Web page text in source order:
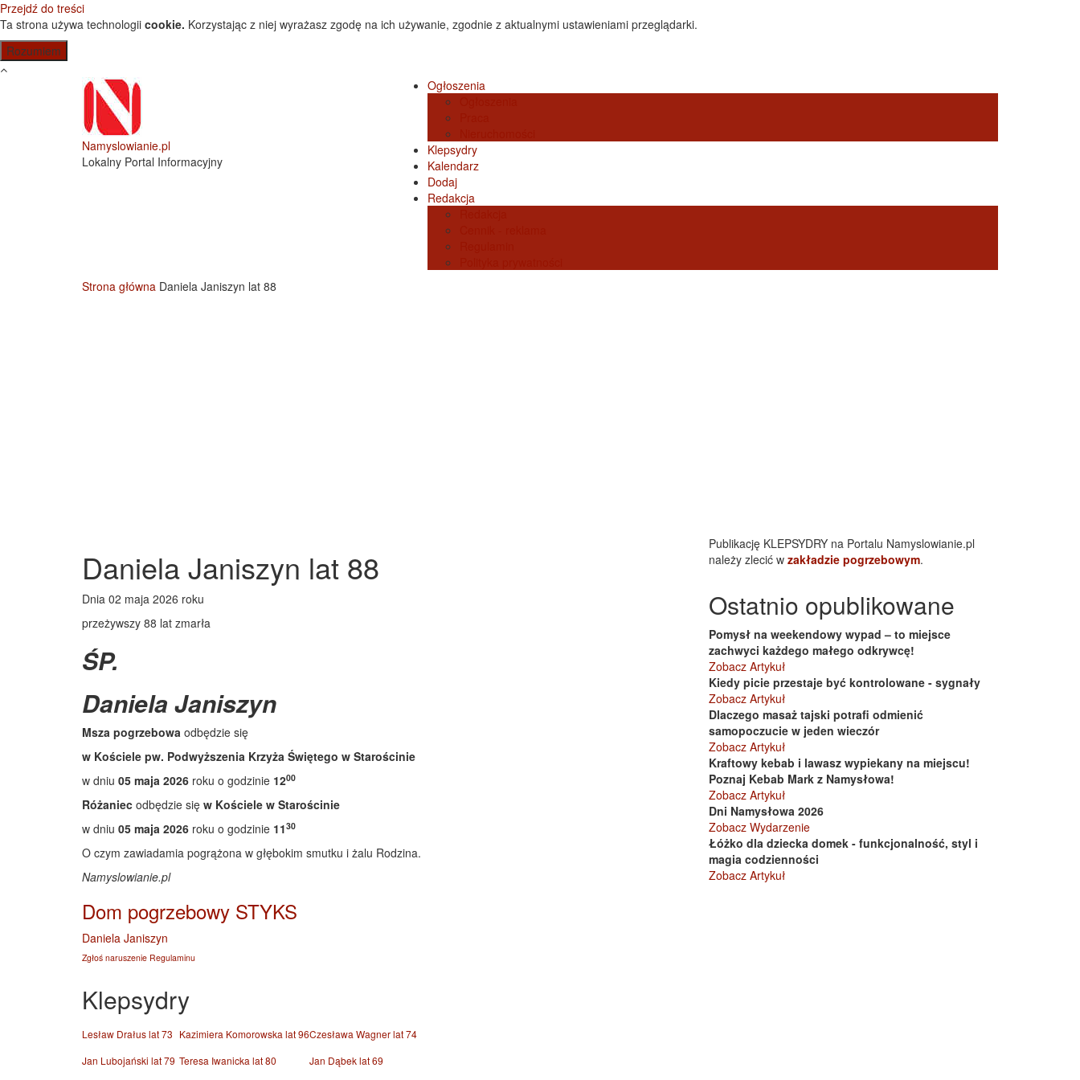
Przejdź do treści
Ta strona używa technologii cookie. Korzystając z niej wyrażasz zgodę na ich używanie, zgodnie z aktualnymi ustawieniami przeglądarki.
Namyslowianie.pl
Lokalny Portal Informacyjny
Ogłoszenia
Klepsydry
Kalendarz
Dodaj
Redakcja
Strona główna Daniela Janiszyn lat 88
Daniela Janiszyn lat 88
Dnia 02 maja 2026 roku
przeżywszy 88 lat zmarła
ŚP.
Daniela Janiszyn
Msza pogrzebowa odbędzie się
w Kościele pw. Podwyższenia Krzyża Świętego w Starościnie
w dniu 05 maja 2026 roku o godzinie 1200
Różaniec odbędzie się w Kościele w Starościnie
w dniu 05 maja 2026 roku o godzinie 1130
O czym zawiadamia pogrążona w głębokim smutku i żalu Rodzina.
Namyslowianie.pl
Dom pogrzebowy STYKS
Daniela Janiszyn
Zgłoś naruszenie Regulaminu
Publikację KLEPSYDRY na Portalu Namyslowianie.pl
należy zlecić w zakładzie pogrzebowym.
Ostatnio opublikowane
Pomysł na weekendowy wypad – to miejsce
zachwyci każdego małego odkrywcę!
Zobacz Artykuł
Kiedy picie przestaje być kontrolowane - sygnały
Zobacz Artykuł
Dlaczego masaż tajski potrafi odmienić
samopoczucie w jeden wieczór
Zobacz Artykuł
Kraftowy kebab i lawasz wypiekany na miejscu!
Poznaj Kebab Mark z Namysłowa!
Zobacz Artykuł
Dni Namysłowa 2026
Zobacz Wydarzenie
Łóżko dla dziecka domek - funkcjonalność, styl i
magia codzienności
Zobacz Artykuł
Klepsydry
Lesław Drałus lat 73 Kazimiera Komorowska lat 96Czesława Wagner lat 74
Jan Lubojański lat 79 Teresa Iwanicka lat 80 Jan Dąbek lat 69